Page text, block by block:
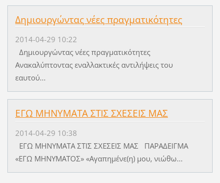
Δημιουργώντας νέες πραγματικότητες
2014-04-29 10:22
Δημιουργώντας νέες πραγματικότητες
Ανακαλύπτοντας εναλλακτικές αντιλήψεις του
εαυτού...
ΕΓΩ ΜΗΝΥΜΑΤΑ ΣΤΙΣ ΣΧΕΣΕΙΣ ΜΑΣ
2014-04-29 10:38
ΕΓΩ ΜΗΝΥΜΑΤΑ ΣΤΙΣ ΣΧΕΣΕΙΣ ΜΑΣ ΠΑΡΑΔΕΙΓΜΑ
«ΕΓΩ ΜΗΝΥΜΑΤΟΣ» «Αγαπημένε(η) μου, νιώθω...